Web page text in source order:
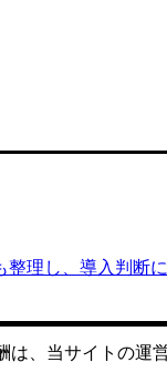
理し、導入判断
、当サイトの運